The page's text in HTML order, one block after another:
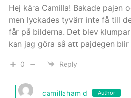
Hej kära Camilla! Bakade pajen
men lyckades tyvärr inte få till
får på bilderna. Det blev
kan jag göra så att pajdegen blir
0 Reply
camillahamid Author